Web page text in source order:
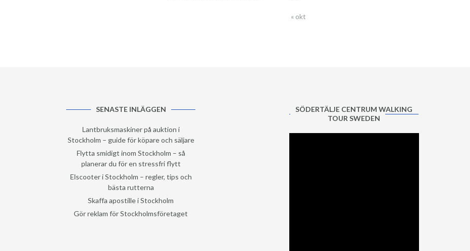
« okt
SENASTE INLÄGGEN
Lantbruksmaskiner på auktion i
Stockholm – guide för köpare och säljare
Flytta smidigt inom Stockholm – så
planerar du för en stressfri flytt
Elscooter i Stockholm – regler, tips och
bästa rutterna
Skaffa apostille i Stockholm
Gör reklam för Stockholmsföretaget
SÖDERTÄLJE CENTRUM WALKING
TOUR SWEDEN